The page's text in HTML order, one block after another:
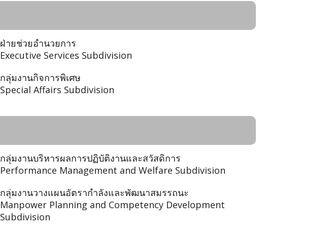
ฝ่ายช่วยอำนวยการ
Executive Services Subdivision
กลุ่มงานกิจการพิเศษ
Special Affairs Subdivision
กลุ่มงานบริหารผลการปฏิบัติงานและสวัสดิการ
Performance Management and Welfare Subdivision
กลุ่มงานวางแผนอัตรากำลังและพัฒนาสมรรถนะ
Manpower Planning and Competency Development
Subdivision